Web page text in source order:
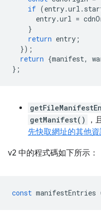
if (entry.url .
entry.url =
}
return entry ;
});
return {manifest,
};
getManifest() ，
先快取網址的其他
v2 中的程式碼如下所示：
const manifestEntries